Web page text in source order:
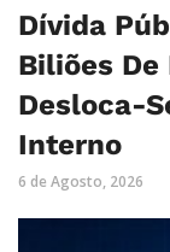
Dívida
Biliões De
Desloca-
Interno
6 de Agosto, 2026